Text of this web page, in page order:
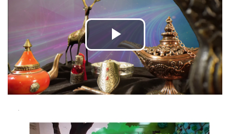
Tarım Orman Masal Diyarı...
Devamını Oku ->